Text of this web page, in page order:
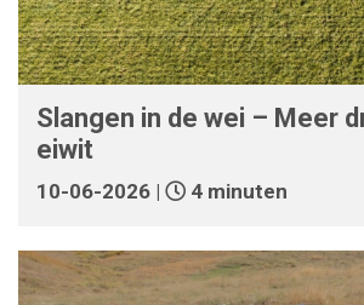
Slangen in de wei – Meer
eiwit
10-06-2026 | 4 minuten